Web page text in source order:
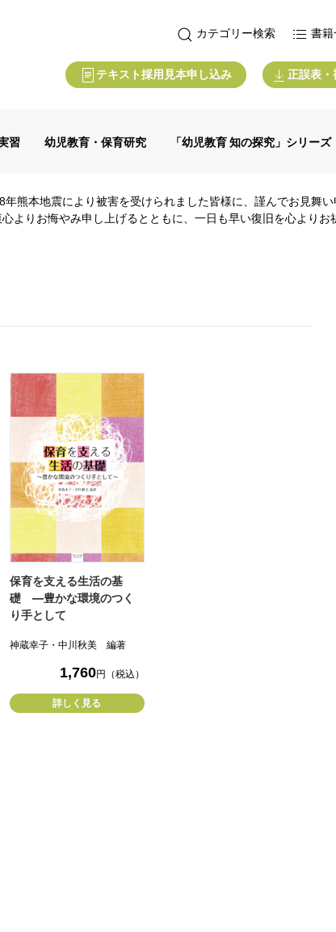
カテゴリー検索 書籍
テキスト採用見本申し込み 正誤表・
習 幼児教育・保育研究 「幼児教育 知の探究」シリーズ
年熊本地震により被害を受けられました皆様に、謹んでお見舞い
よりお悔やみ申し上げるとともに、一日も早い復旧を心よりお
保育を支える生活の基
礎 ―豊かな環境のつく
り手として
神蔵幸子・中川秋美 編著
1,760円（税込）
詳しく見る